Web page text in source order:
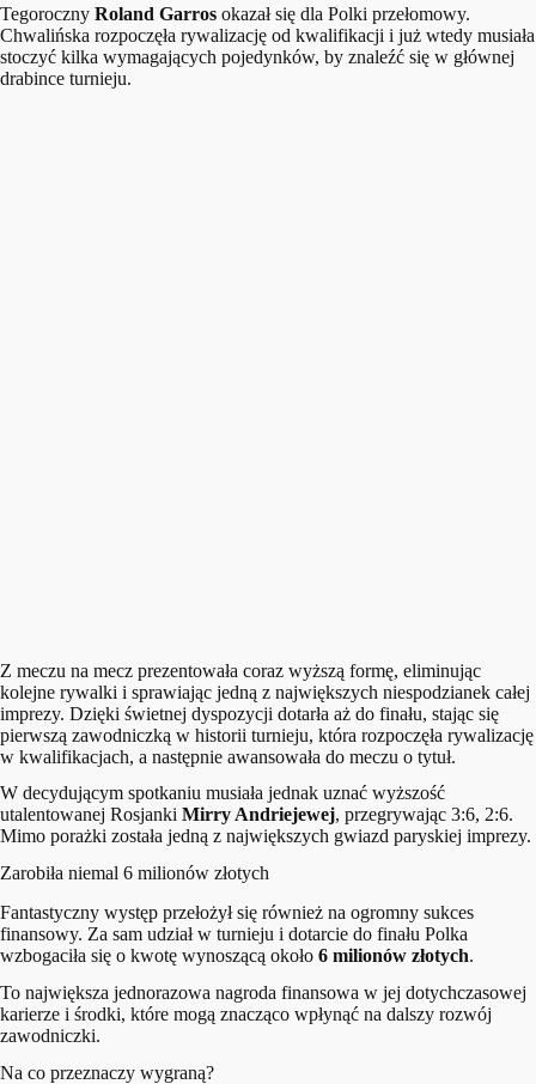
Tegoroczny Roland Garros okazał się dla Polki przełomowy.
Chwalińska rozpoczęła rywalizację od kwalifikacji i już wtedy musiała
stoczyć kilka wymagających pojedynków, by znaleźć się w głównej
drabince turnieju.
Z meczu na mecz prezentowała coraz wyższą formę, eliminując
kolejne rywalki i sprawiając jedną z największych niespodzianek całej
imprezy. Dzięki świetnej dyspozycji dotarła aż do finału, stając się
pierwszą zawodniczką w historii turnieju, która rozpoczęła rywalizację
w kwalifikacjach, a następnie awansowała do meczu o tytuł.
W decydującym spotkaniu musiała jednak uznać wyższość
utalentowanej Rosjanki Mirry Andriejewej, przegrywając 3:6, 2:6.
Mimo porażki została jedną z największych gwiazd paryskiej imprezy.
Zarobiła niemal 6 milionów złotych
Fantastyczny występ przełożył się również na ogromny sukces
finansowy. Za sam udział w turnieju i dotarcie do finału Polka
wzbogaciła się o kwotę wynoszącą około 6 milionów złotych.
To największa jednorazowa nagroda finansowa w jej dotychczasowej
karierze i środki, które mogą znacząco wpłynąć na dalszy rozwój
zawodniczki.
Na co przeznaczy wygraną?